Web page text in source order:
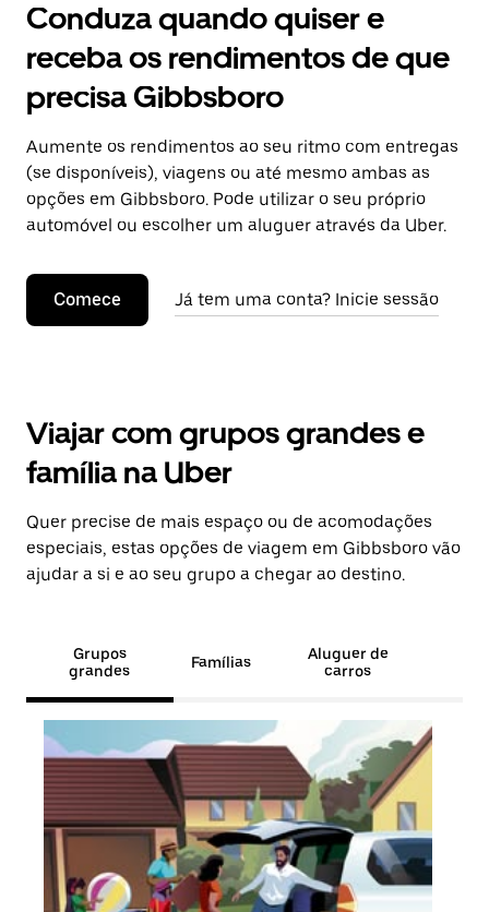
Conduza quando quiser e
receba os rendimentos de que
precisa Gibbsboro
Aumente os rendimentos ao seu ritmo com entregas
(se disponíveis), viagens ou até mesmo ambas as
opções em Gibbsboro. Pode utilizar o seu próprio
automóvel ou escolher um aluguer através da Uber.
Comece Já tem uma conta? Inicie sessão
Viajar com grupos grandes e
família na Uber
Quer precise de mais espaço ou de acomodações
especiais, estas opções de viagem em Gibbsboro vão
ajudar a si e ao seu grupo a chegar ao destino.
Grupos
grandes
Famílias
Aluguer de
carros